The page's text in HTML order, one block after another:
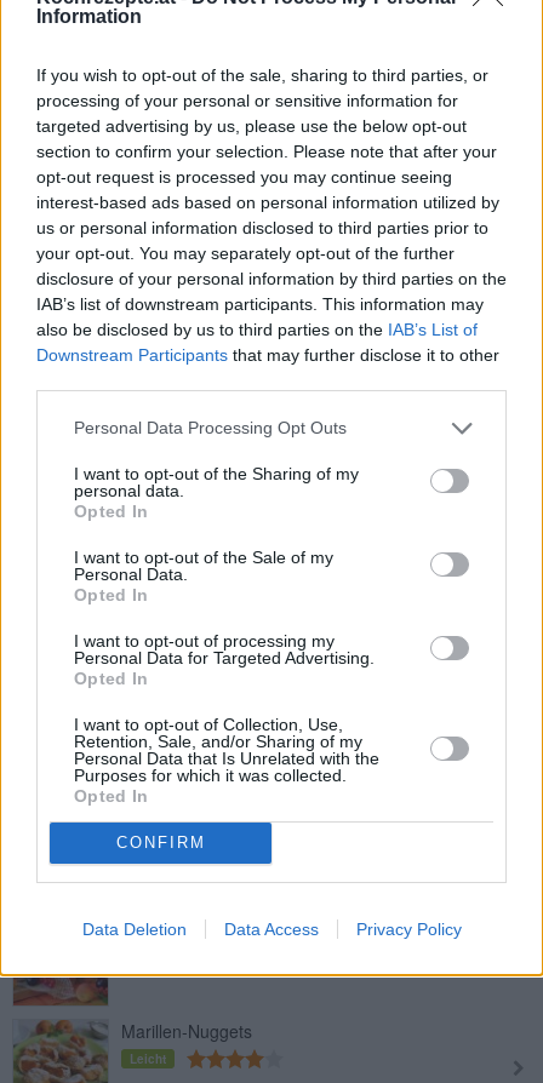
Information
If you wish to opt-out of the sale, sharing to third parties, or
processing of your personal or sensitive information for
targeted advertising by us, please use the below opt-out
section to confirm your selection. Please note that after your
opt-out request is processed you may continue seeing
interest-based ads based on personal information utilized by
us or personal information disclosed to third parties prior to
your opt-out. You may separately opt-out of the further
disclosure of your personal information by third parties on the
IAB’s list of downstream participants. This information may
also be disclosed by us to third parties on the IAB’s List of
Downstream Participants that may further disclose it to other
Personal Data Processing Opt Outs
I want to opt-out of the Sharing of my
personal data.
Opted In
I want to opt-out of the Sale of my
Personal Data.
Opted In
I want to opt-out of processing my
Personal Data for Targeted Advertising.
Opted In
I want to opt-out of Collection, Use,
Retention, Sale, and/or Sharing of my
Personal Data that Is Unrelated with the
Purposes for which it was collected.
Opted In
CONFIRM
Data Deletion Data Access Privacy Policy
Mittel
Marillen-Nusskuchen
Leicht
Ofen-Marillen mit Mascarponecreme
Leicht
Marillen-Chutney
Leicht
Wachauer Marillenknödel
Leicht
Leicht
Marillen Marmelade
Marillen-Nuggets
Leicht